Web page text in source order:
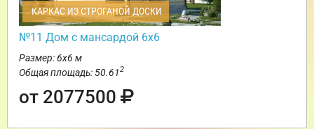
КАРКАС ИЗ СТРОГАНОЙ ДОСКИ
№11 Дом с мансардой 6х6
Размер: 6х6 м
Общая площадь: 50.612
от 2077500